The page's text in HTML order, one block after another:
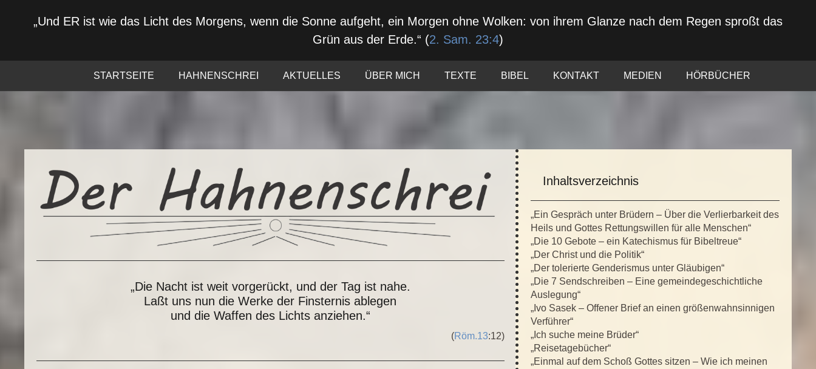
„Und ER ist wie das Licht des Morgens, wenn die Sonne aufgeht, ein Morgen ohne Wolken: von ihrem Glanze nach dem Regen sproßt das
Grün aus der Erde.“ (2. Sam. 23:4)
STARTSEITE HAHNENSCHREI AKTUELLES ÜBER MICH TEXTE BIBEL KONTAKT MEDIEN HÖRBÜCHER
„Die Nacht ist weit vorgerückt, und der Tag ist nahe.
Laßt uns nun die Werke der Finsternis ablegen
und die Waffen des Lichts anziehen.“
(Röm.13:12)
Inhaltsverzeichnis
„Ein Gespräch unter Brüdern – Über die Verlierbarkeit des
Heils und Gottes Rettungswillen für alle Menschen“
„Die 10 Gebote – ein Katechismus für Bibeltreue“
„Der Christ und die Politik“
„Der tolerierte Genderismus unter Gläubigen“
„Die 7 Sendschreiben – Eine gemeindegeschichtliche
Auslegung“
„Ivo Sasek – Offener Brief an einen größenwahnsinnigen
Verführer“
„Ich suche meine Brüder“
„Reisetagebücher“
„Einmal auf dem Schoß Gottes sitzen – Wie ich meinen